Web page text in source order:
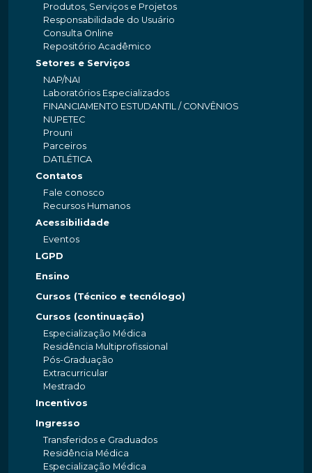
Produtos, Serviços e Projetos
Responsabilidade do Usuário
Consulta Online
Repositório Acadêmico
Setores e Serviços
NAP/NAI
Laboratórios Especializados
FINANCIAMENTO ESTUDANTIL / CONVÊNIOS
NUPETEC
Prouni
Parceiros
DATLÉTICA
Contatos
Fale conosco
Recursos Humanos
Acessibilidade
Eventos
LGPD
Ensino
Cursos (Técnico e tecnólogo)
Cursos (continuação)
Especialização Médica
Residência Multiprofissional
Pós-Graduação
Extracurricular
Mestrado
Incentivos
Ingresso
Transferidos e Graduados
Residência Médica
Especialização Médica